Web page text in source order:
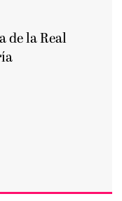
de la Real